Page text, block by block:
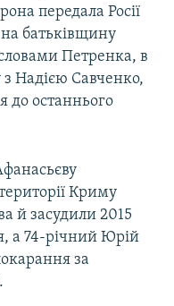
передала Росії
батьківщину
Петренка, в
Надією Савченко,
до останнього
Криму
й засудили 2015
а 74-річний Юрій
за